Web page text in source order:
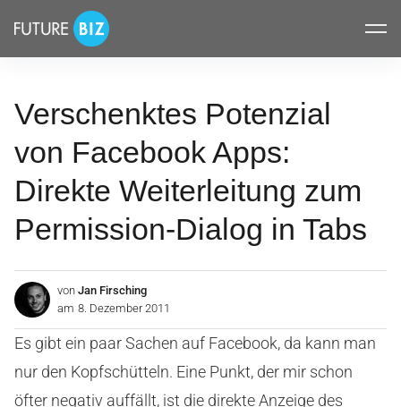
überspringen
FUTUREBIZ
Verschenktes Potenzial
von Facebook Apps:
Direkte Weiterleitung zum
Permission-Dialog in Tabs
von Jan Firsching
am 8. Dezember 2011
Es gibt ein paar Sachen auf Facebook, da kann man
nur den Kopfschütteln. Eine Punkt, der mir schon
öfter negativ auffällt, ist die direkte Anzeige des